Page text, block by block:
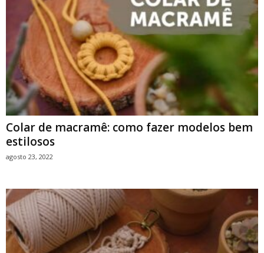
Colar de macramê: como fazer modelos bem
estilosos
agosto 23, 2022